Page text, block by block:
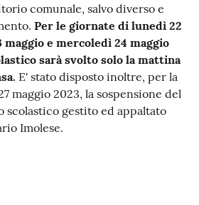
comunale, salvo diverso e
Per le giornate di lunedì 22
e mercoledì 24 maggio
sarà svolto solo la mattina
E' stato disposto inoltre, per la
maggio 2023, la sospensione del
scolastico gestito ed appaltato
Imolese.